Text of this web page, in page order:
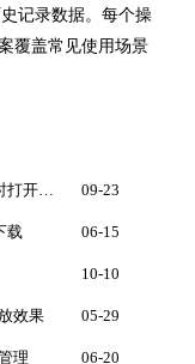
记录数据。每个操
覆盖常见使用场景
09-23
载 06-15
10-10
效果 05-29
理 06-20